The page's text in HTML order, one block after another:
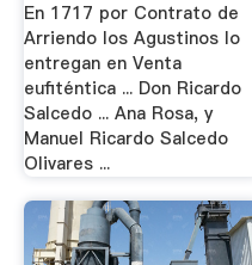
En 1717 por Contrato de
Arriendo los Agustinos lo
entregan en Venta
eufiténtica ... Don Ricardo
Salcedo ... Ana Rosa, y
Manuel Ricardo Salcedo
Olivares ...